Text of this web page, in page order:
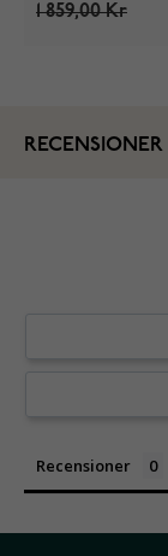
1 859,00 Kr
RECENSIONER
Recensioner